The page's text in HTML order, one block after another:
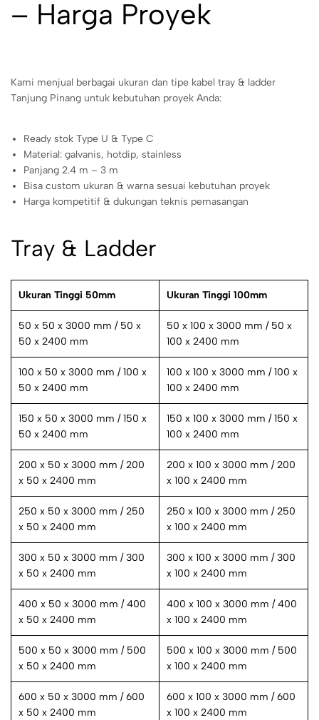
– Harga Proyek
Kami menjual berbagai ukuran dan tipe kabel tray & ladder
Tanjung Pinang untuk kebutuhan proyek Anda:
Ready stok Type U & Type C
Material: galvanis, hotdip, stainless
Panjang 2.4 m – 3 m
Bisa custom ukuran & warna sesuai kebutuhan proyek
Harga kompetitif & dukungan teknis pemasangan
Tray & Ladder
Ukuran Tinggi 50mm Ukuran Tinggi 100mm
50 x 50 x 3000 mm / 50 x
50 x 2400 mm
50 x 100 x 3000 mm / 50 x
100 x 2400 mm
100 x 50 x 3000 mm / 100 x
50 x 2400 mm
100 x 100 x 3000 mm / 100 x
100 x 2400 mm
150 x 50 x 3000 mm / 150 x
50 x 2400 mm
150 x 100 x 3000 mm / 150 x
100 x 2400 mm
200 x 50 x 3000 mm / 200
x 50 x 2400 mm
200 x 100 x 3000 mm / 200
x 100 x 2400 mm
250 x 50 x 3000 mm / 250
x 50 x 2400 mm
250 x 100 x 3000 mm / 250
x 100 x 2400 mm
300 x 50 x 3000 mm / 300
x 50 x 2400 mm
300 x 100 x 3000 mm / 300
x 100 x 2400 mm
400 x 50 x 3000 mm / 400
x 50 x 2400 mm
400 x 100 x 3000 mm / 400
x 100 x 2400 mm
500 x 50 x 3000 mm / 500
x 50 x 2400 mm
500 x 100 x 3000 mm / 500
x 100 x 2400 mm
600 x 50 x 3000 mm / 600
x 50 x 2400 mm
600 x 100 x 3000 mm / 600
x 100 x 2400 mm